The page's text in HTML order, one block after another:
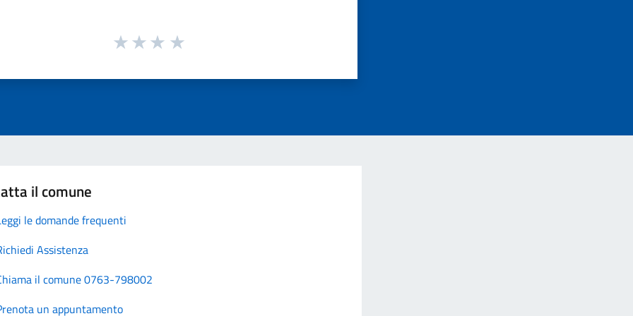
il comune
le domande frequenti
Assistenza
il comune 0763-798002
un appuntamento